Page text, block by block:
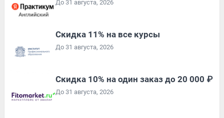
До 31 августа, 2026
Скидка 11% на все курсы
До 31 августа, 2026
Скидка 10% на один заказ до 20 000 ₽
До 31 августа, 2026